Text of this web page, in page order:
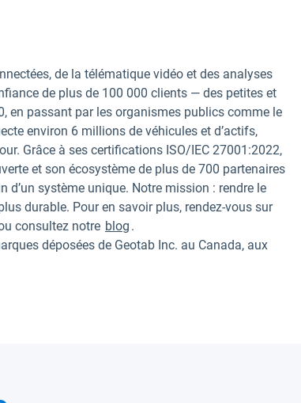
de la télématique vidéo et des analyses
de plus de 100 000 clients — des petites et
en passant par les organismes publics comme le
environ 6 millions de véhicules et d’actifs,
Grâce à ses certifications ISO/IEC 27001:2022,
et son écosystème de plus de 700 partenaires
système unique. Notre mission : rendre le
durable. Pour en savoir plus, rendez-vous sur
consultez notre blog .
déposées de Geotab Inc. au Canada, aux